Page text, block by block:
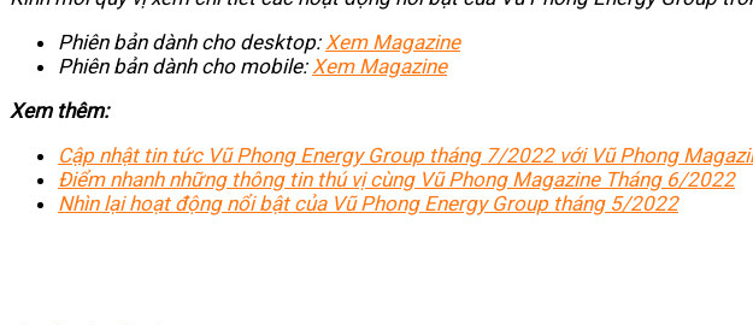
Phiên bản dành cho desktop: Xem Magazine
Phiên bản dành cho mobile: Xem Magazine
Xem thêm:
Cập nhật tin tức Vũ Phong Energy Group tháng 7/2022 với Vũ Phong
Điểm nhanh những thông tin thú vị cùng Vũ Phong Magazine Tháng 6/2022
Nhìn lại hoạt động nổi bật của Vũ Phong Energy Group tháng 5/2022